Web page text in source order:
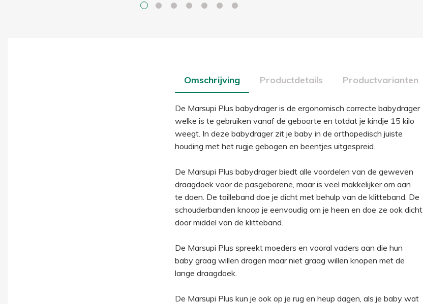
Omschrijving Productdetails Productvarianten
De Marsupi Plus babydrager is de ergonomisch correcte babydrager
welke is te gebruiken vanaf de geboorte en totdat je kindje 15 kilo
weegt. In deze babydrager zit je baby in de orthopedisch juiste
houding met het rugje gebogen en beentjes uitgespreid.
De Marsupi Plus babydrager biedt alle voordelen van de geweven
draagdoek voor de pasgeborene, maar is veel makkelijker om aan
te doen. De tailleband doe je dicht met behulp van de klitteband. De
schouderbanden knoop je eenvoudig om je heen en doe ze ook dicht
door middel van de klitteband.
De Marsupi Plus spreekt moeders en vooral vaders aan die hun
baby graag willen dragen maar niet graag willen knopen met de
lange draagdoek.
De Marsupi Plus kun je ook op je rug en heup dagen, als je baby wat